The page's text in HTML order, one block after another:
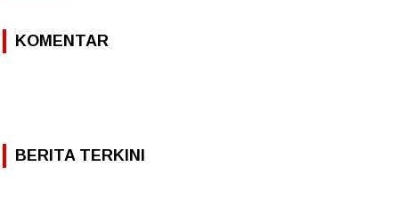
KOMENTAR
BERITA TERKINI